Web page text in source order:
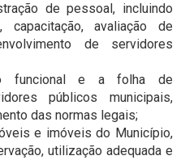
de pessoal, incluindo
capacitação, avaliação de
de servidores
funcional e a folha de
públicos municipais,
das normas legais;
e imóveis do Município,
utilização adequada e